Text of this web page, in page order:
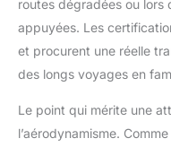
routes dégradées ou
appuyées. Les
et procurent une réelle
des longs voyages en
Le point qui mérite une
l’aérodynamisme.